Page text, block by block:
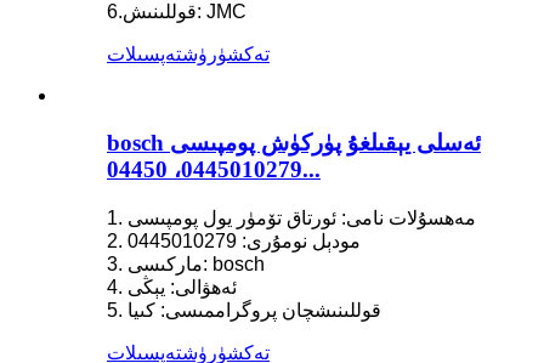
6.قوللىنىش: JMC
تەكشۈرۈشتەپسىلات
bosch ئەسلى يېقىلغۇ پۈركۈش پومپىسى
0445010279، 04450...
1. مەھسۇلات نامى: ئورتاق تۆمۈر يول پومپىسى
2. مودېل نومۇرى: 0445010279
3. ماركىسى: bosch
4. ئەھۋالى: يېڭى
5. قوللىنىشچان پروگراممىسى: كىيا
تەكشۈرۈشتەپسىلات